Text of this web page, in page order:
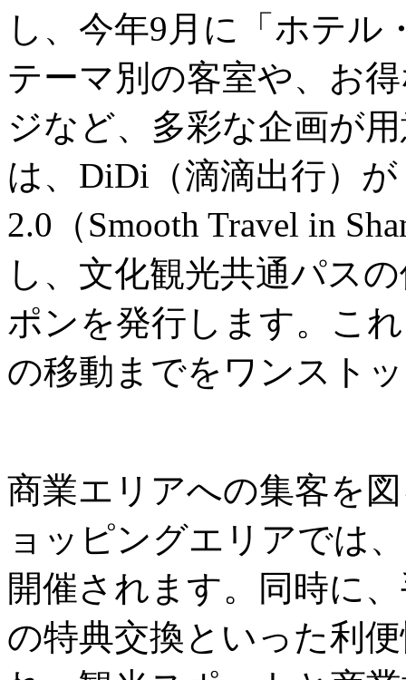
し、今年9月に「ホテル
テーマ別の客室や、お
ジなど、多彩な企画が
は、DiDi（滴滴出行）
2.0（Smooth Travel in
し、文化観光共通パス
ポンを発行します。こ
の移動までをワンスト
商業エリアへの集客を
ョッピングエリアでは
開催されます。同時に
の特典交換といった利